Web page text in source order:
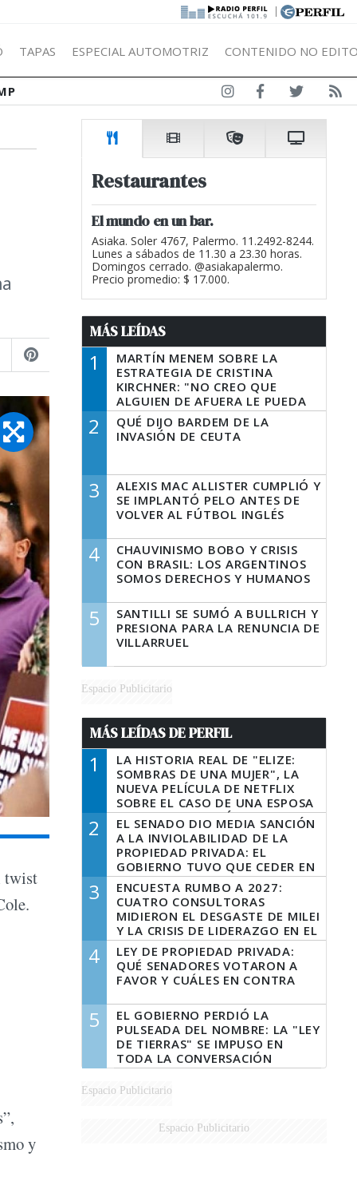
|
TAPAS ESPECIAL AUTOMOTRIZ CONTENIDO NO
twist
y
Restaurantes
El mundo en un bar.
Asiaka. Soler 4767, Palermo. 11.2492-8244.
Lunes a sábados de 11.30 a 23.30 horas.
Domingos cerrado. @asiakapalermo.
Precio promedio: $ 17.000.
MÁS LEÍDAS
1
MARTÍN MENEM SOBRE LA
ESTRATEGIA DE CRISTINA
KIRCHNER: "NO CREO QUE
ALGUIEN DE AFUERA LE PUEDA
DECIR A LA JUSTICIA LO QUE
TIENE QUE HACER"
2
QUÉ DIJO BARDEM DE LA
INVASIÓN DE CEUTA
3
ALEXIS MAC ALLISTER CUMPLIÓ Y
SE IMPLANTÓ PELO ANTES DE
VOLVER AL FÚTBOL INGLÉS
4
CHAUVINISMO BOBO Y CRISIS
CON BRASIL: LOS ARGENTINOS
SOMOS DERECHOS Y HUMANOS
5
SANTILLI SE SUMÓ A BULLRICH Y
PRESIONA PARA LA RENUNCIA DE
VILLARRUEL
Espacio Publicitario
MÁS LEÍDAS DE PERFIL
1
LA HISTORIA REAL DE "ELIZE:
SOMBRAS DE UNA MUJER", LA
NUEVA PELÍCULA DE NETFLIX
SOBRE EL CASO DE UNA ESPOSA
QUE DESCUARTIZÓ A SU
MARIDO
2
EL SENADO DIO MEDIA SANCIÓN
A LA INVIOLABILIDAD DE LA
PROPIEDAD PRIVADA: EL
GOBIERNO TUVO QUE CEDER EN
LA LEY DEL MANEJO DEL FUEGO
3
ENCUESTA RUMBO A 2027:
CUATRO CONSULTORAS
MIDIERON EL DESGASTE DE MILEI
Y LA CRISIS DE LIDERAZGO EN EL
PERONISMO
4
LEY DE PROPIEDAD PRIVADA:
QUÉ SENADORES VOTARON A
FAVOR Y CUÁLES EN CONTRA
5
EL GOBIERNO PERDIÓ LA
PULSEADA DEL NOMBRE: LA "LEY
DE TIERRAS" SE IMPUSO EN
TODA LA CONVERSACIÓN
DIGITAL
Espacio Publicitario
Espacio Publicitario